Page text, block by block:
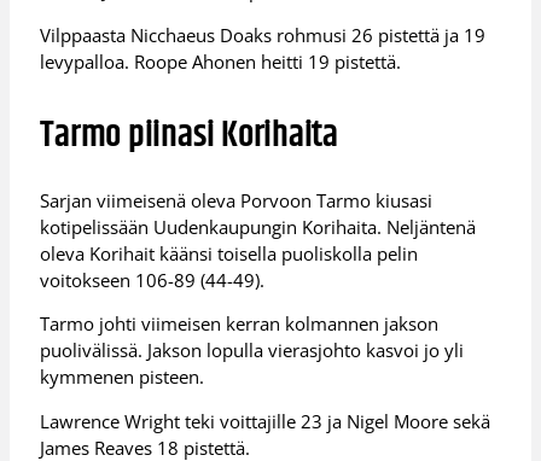
Vilppaasta Nicchaeus Doaks rohmusi 26 pistettä ja 19
levypalloa. Roope Ahonen heitti 19 pistettä.
Tarmo piinasi Korihaita
Sarjan viimeisenä oleva Porvoon Tarmo kiusasi
kotipelissään Uudenkaupungin Korihaita. Neljäntenä
oleva Korihait käänsi toisella puoliskolla pelin
voitokseen 106-89 (44-49).
Tarmo johti viimeisen kerran kolmannen jakson
puolivälissä. Jakson lopulla vierasjohto kasvoi jo yli
kymmenen pisteen.
Lawrence Wright teki voittajille 23 ja Nigel Moore sekä
James Reaves 18 pistettä.